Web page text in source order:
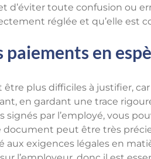
d’éviter toute confusion ou
réglée et qu’elle est
en
plus difficiles à justifier,
en gardant une trace
signés par l’employé, vous
document peut être très
exigences légales en